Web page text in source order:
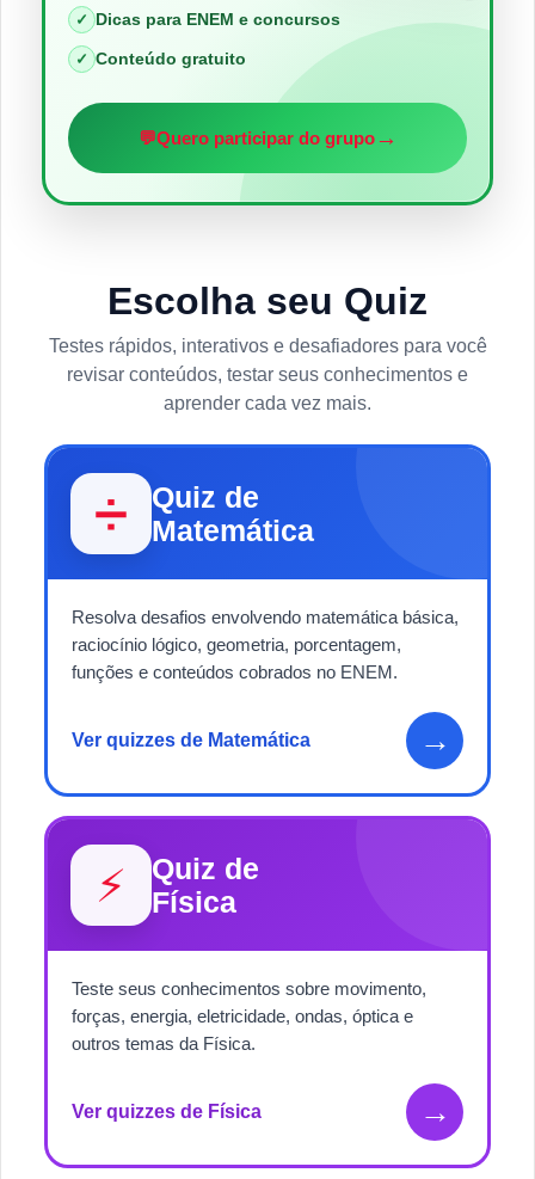
✓ Dicas para ENEM e concursos
✓ Conteúdo gratuito
💬Quero participar do grupo→
Escolha seu Quiz
Testes rápidos, interativos e desafiadores para você
revisar conteúdos, testar seus conhecimentos e
aprender cada vez mais.
➗
Quiz de
Matemática
Resolva desafios envolvendo matemática básica,
raciocínio lógico, geometria, porcentagem,
funções e conteúdos cobrados no ENEM.
Ver quizzes de Matemática →
⚡
Quiz de
Física
Teste seus conhecimentos sobre movimento,
forças, energia, eletricidade, ondas, óptica e
outros temas da Física.
Ver quizzes de Física →